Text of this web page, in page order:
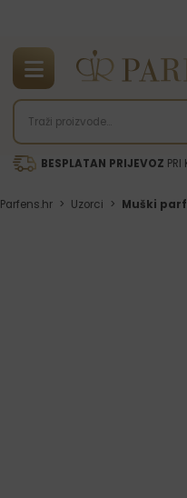
BESPLATAN PRIJEVOZ
Parfens.hr > Uzorci > Muški